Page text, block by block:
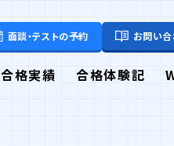
面談・テストの予約 お問い合
合格実績 合格体験記